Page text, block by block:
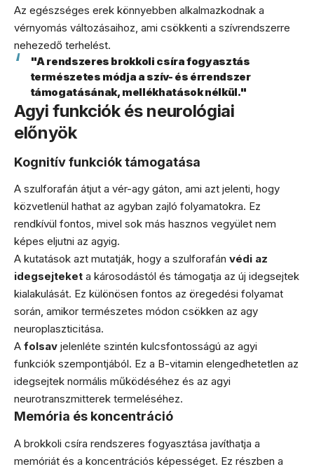
Az egészséges erek könnyebben alkalmazkodnak a
vérnyomás változásaihoz, ami csökkenti a szívrendszerre
nehezedő terhelést.
"A rendszeres brokkoli csíra fogyasztás
természetes módja a szív- és érrendszer
támogatásának, mellékhatások nélkül."
Agyi funkciók és neurológiai
előnyök
Kognitív funkciók támogatása
A szulforafán átjut a vér-agy gáton, ami azt jelenti, hogy
közvetlenül hathat az agyban zajló folyamatokra. Ez
rendkívül fontos, mivel sok más hasznos vegyület nem
képes eljutni az agyig.
A kutatások azt mutatják, hogy a szulforafán védi az
idegsejteket a károsodástól és támogatja az új idegsejtek
kialakulását. Ez különösen fontos az öregedési folyamat
során, amikor természetes módon csökken az agy
neuroplaszticitása.
A folsav jelenléte szintén kulcsfontosságú az agyi
funkciók szempontjából. Ez a B-vitamin elengedhetetlen az
idegsejtek normális működéséhez és az agyi
neurotranszmitterek termeléséhez.
Memória és koncentráció
A brokkoli csíra rendszeres fogyasztása javíthatja a
memóriát és a koncentrációs képességet. Ez részben a